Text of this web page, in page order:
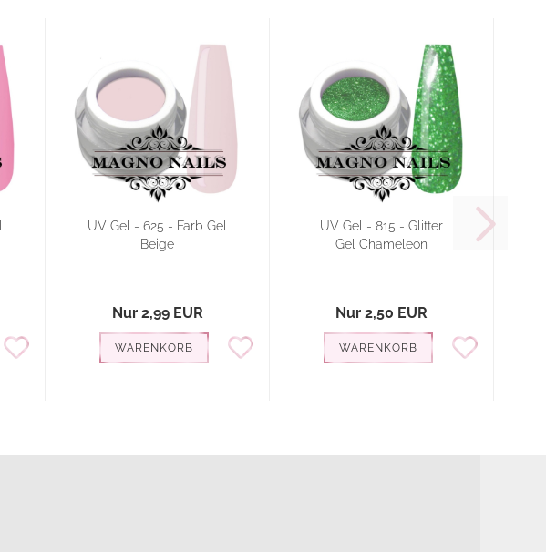
UV Gel - 625 - Farb Gel
Beige
Nur 2,99 EUR
WARENKORB
UV Gel - 815 - Glitter
Gel Chameleon
Nur 2,50 EUR
WARENKORB